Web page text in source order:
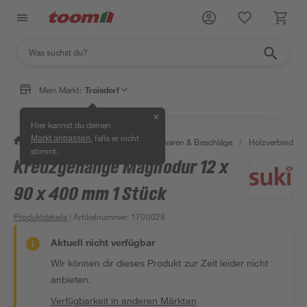
Mein Markt: Troisdorf
Hier kannst du deinen
Markt anpassen , falls er nicht
stimmt.
✕
/ Werkstatt & Maschinen / Eisenwaren & Beschläge / Holzverbinder
Kreuzgehänge Magnodur 12 x
90 x 400 mm 1 Stück
Produktdetails | Artikelnummer: 1700028
Aktuell nicht verfügbar
Wir können dir dieses Produkt zur Zeit leider nicht
anbieten.
Verfügbarkeit in anderen Märkten